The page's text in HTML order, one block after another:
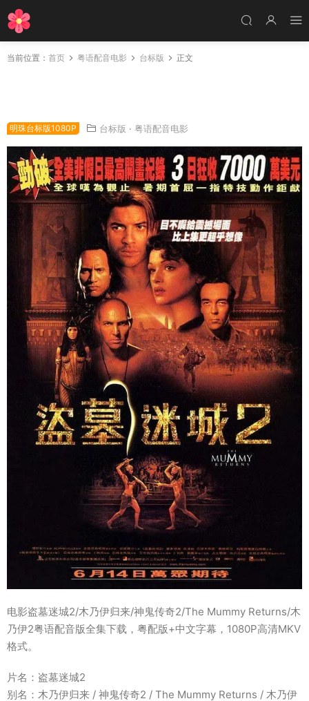
当前位置： 首页 粤语配音电影 台标版 正文
明珠台标版1080P 台标版 · 粤语配音电影
电影盗墓迷城2/木乃伊归来/神鬼传奇2/The Mummy Returns/木
乃伊2粤语配音版全集下载，粤配版+中文字幕，1080P高清MKV
格式。
片名：盗墓迷城2
别名：木乃伊归来 / 神鬼传奇2 / The Mummy Returns / 木乃伊